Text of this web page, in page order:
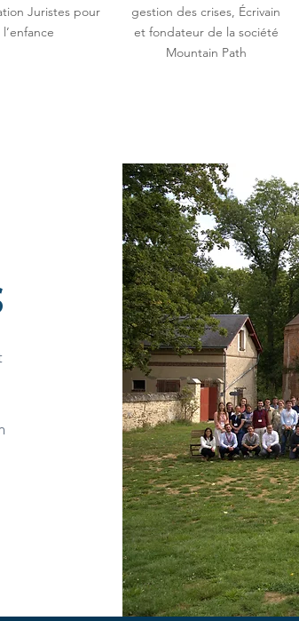
Juristes pour
l’enfance
gestion des crises, Écrivain
et fondateur de la société
Mountain Path